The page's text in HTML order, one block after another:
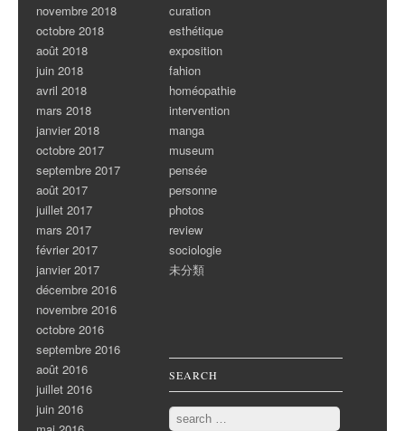
novembre 2018
octobre 2018
août 2018
juin 2018
avril 2018
mars 2018
janvier 2018
octobre 2017
septembre 2017
août 2017
juillet 2017
mars 2017
février 2017
janvier 2017
décembre 2016
novembre 2016
octobre 2016
septembre 2016
août 2016
juillet 2016
juin 2016
curation
esthétique
exposition
fahion
homéopathie
intervention
manga
museum
pensée
personne
photos
review
sociologie
未分類
SEARCH
Search